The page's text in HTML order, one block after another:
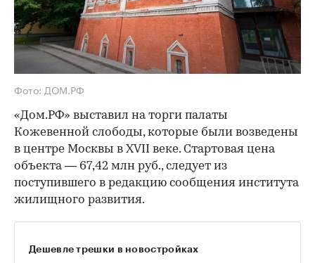
Фото: ДОМ.РФ
«Дом.РФ» выставил на торги палаты
Кожевенной слободы, которые были возведены
в центре Москвы в XVII веке. Стартовая цена
объекта — 67,42 млн руб., следует из
поступившего в редакцию сообщения института
жилищного развития.
Дешевле трешки в новостройках